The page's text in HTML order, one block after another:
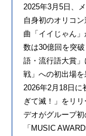
2025年3月5日、
自身初のオリコ
曲「イイじゃん
数は30億回を突
語・流行語大賞
戦」への初出場を
2026年2月18日
ぎて滅！」をリ
デオがグループ
「MUSIC